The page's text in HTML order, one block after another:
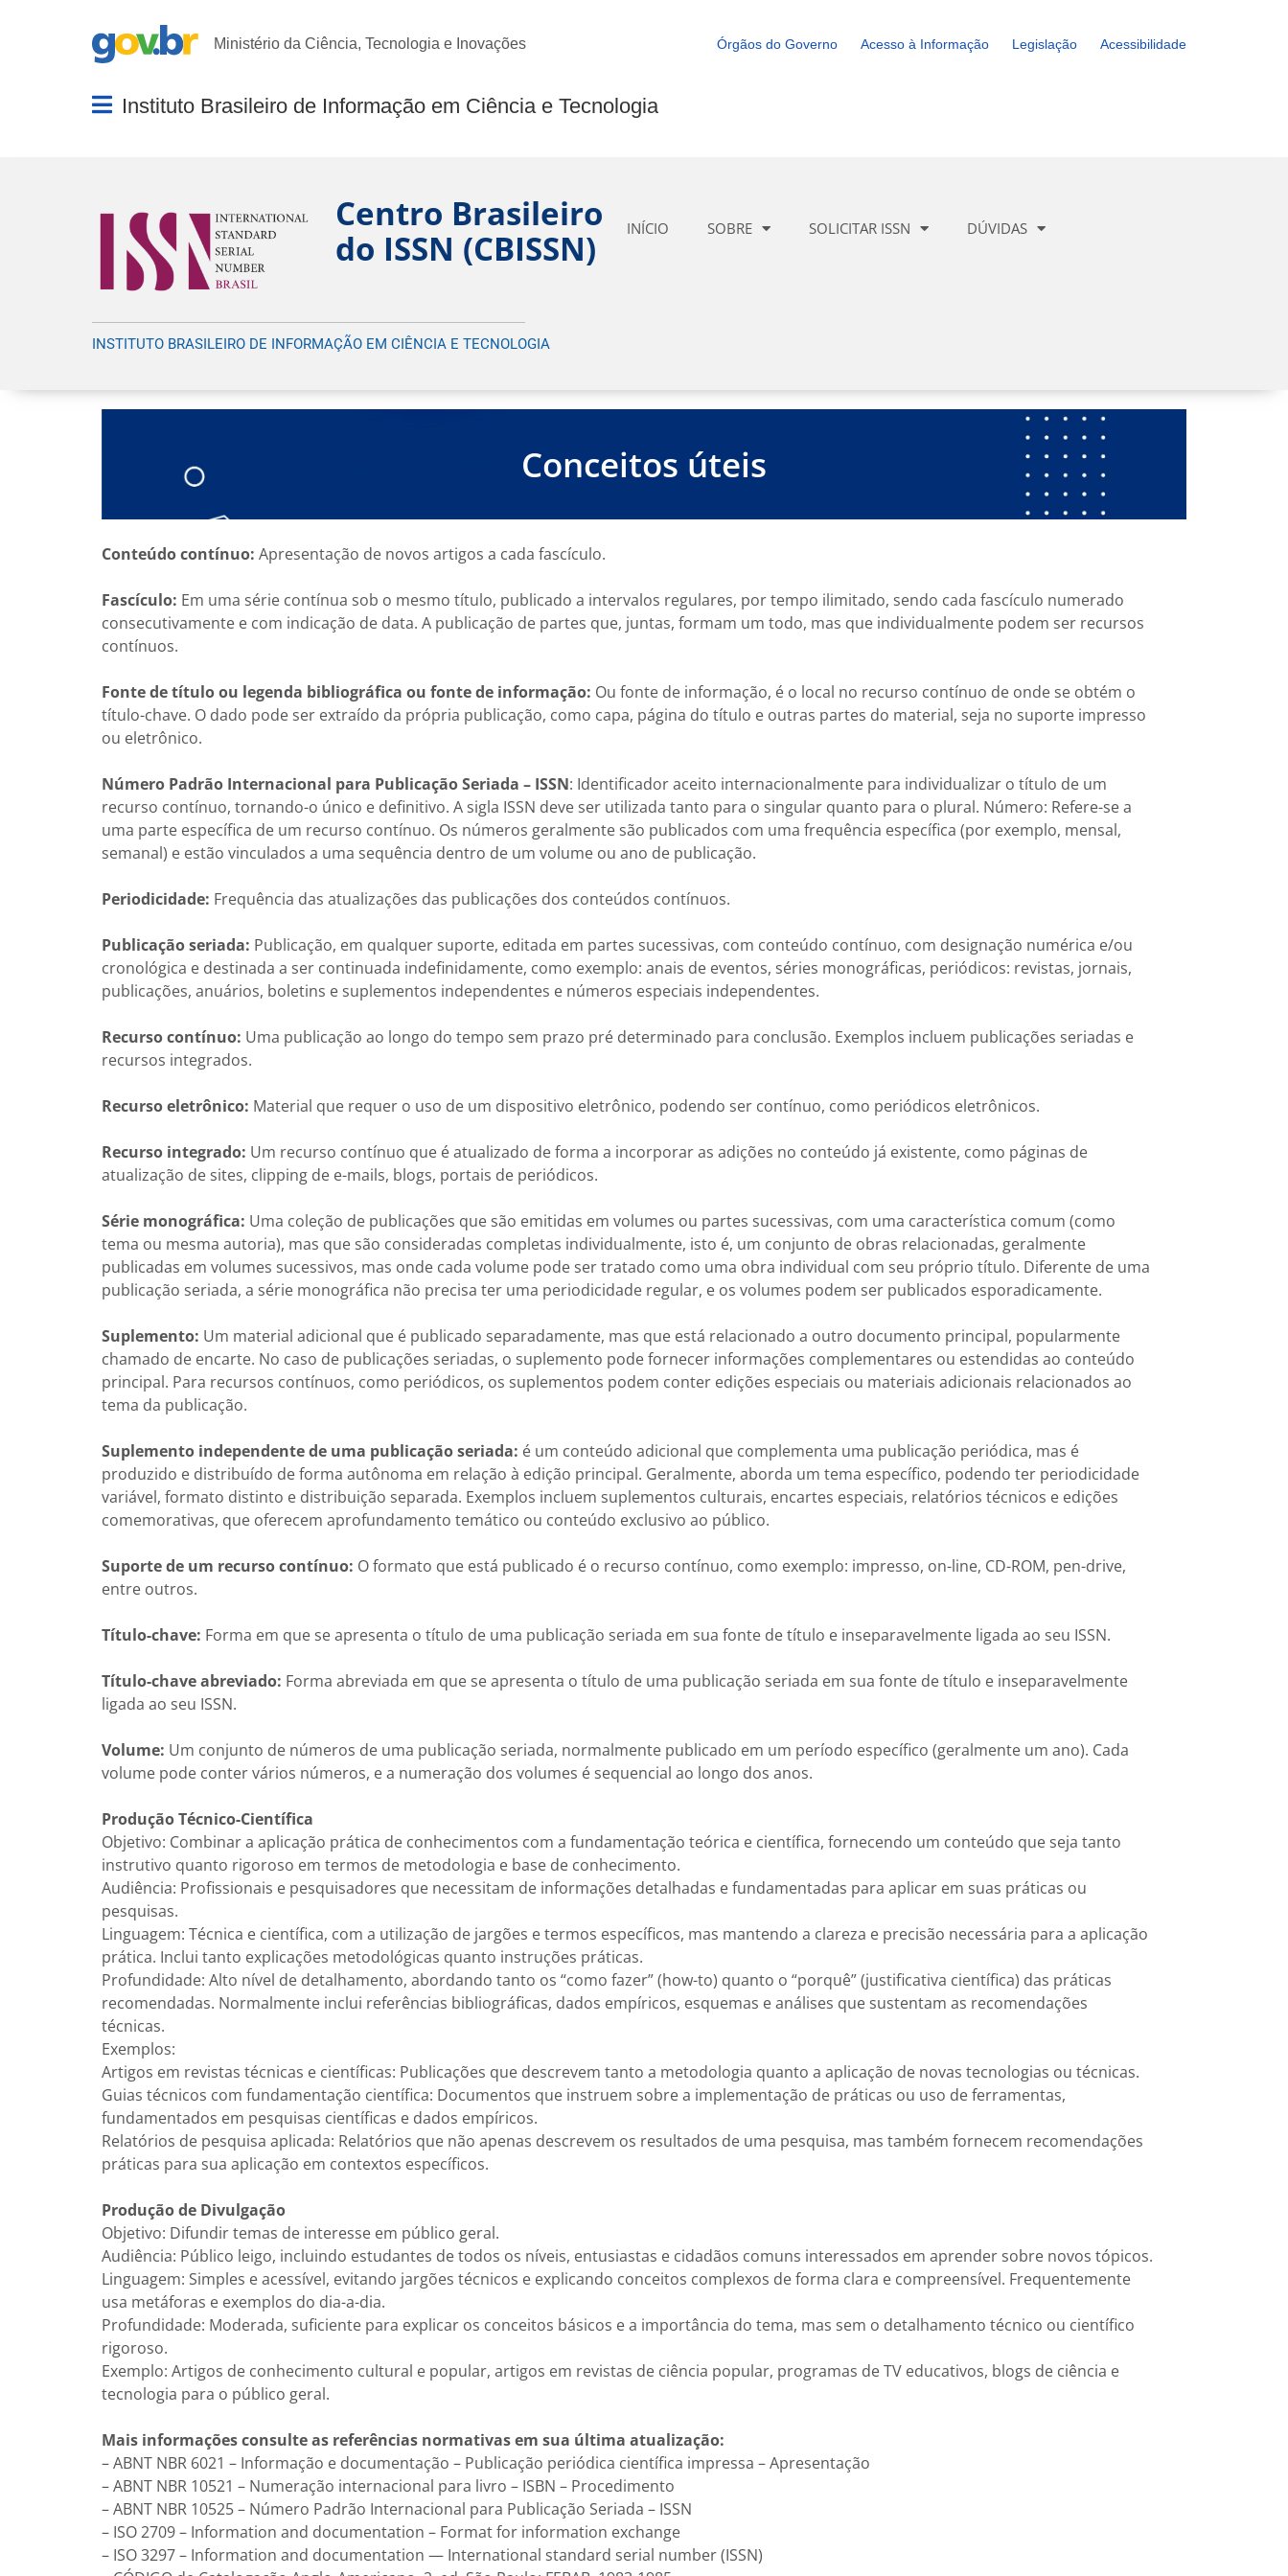
Portal Gov.br Ministério da Ciência, Tecnologia e Inovações Órgãos do Governo Acesso à Informação Legislação Acessibilidade
Abrir menu principal de navegação Instituto Brasileiro de Informação em Ciência e Tecnologia
Centro Brasileiro
do ISSN (CBISSN)
INSTITUTO BRASILEIRO DE INFORMAÇÃO EM CIÊNCIA E TECNOLOGIA
INÍCIO SOBRE SOLICITAR ISSN DÚVIDAS
Conceitos úteis
Conteúdo contínuo: Apresentação de novos artigos a cada fascículo.
Fascículo: Em uma série contínua sob o mesmo título, publicado a intervalos regulares, por tempo ilimitado, sendo cada fascículo numerado
consecutivamente e com indicação de data. A publicação de partes que, juntas, formam um todo, mas que individualmente podem ser recursos
contínuos.
Fonte de título ou legenda bibliográfica ou fonte de informação: Ou fonte de informação, é o local no recurso contínuo de onde se obtém o
título-chave. O dado pode ser extraído da própria publicação, como capa, página do título e outras partes do material, seja no suporte impresso
ou eletrônico.
Número Padrão Internacional para Publicação Seriada – ISSN: Identificador aceito internacionalmente para individualizar o título de um
recurso contínuo, tornando-o único e definitivo. A sigla ISSN deve ser utilizada tanto para o singular quanto para o plural. Número: Refere-se a
uma parte específica de um recurso contínuo. Os números geralmente são publicados com uma frequência específica (por exemplo, mensal,
semanal) e estão vinculados a uma sequência dentro de um volume ou ano de publicação.
Periodicidade: Frequência das atualizações das publicações dos conteúdos contínuos.
Publicação seriada: Publicação, em qualquer suporte, editada em partes sucessivas, com conteúdo contínuo, com designação numérica e/ou
cronológica e destinada a ser continuada indefinidamente, como exemplo: anais de eventos, séries monográficas, periódicos: revistas, jornais,
publicações, anuários, boletins e suplementos independentes e números especiais independentes.
Recurso contínuo: Uma publicação ao longo do tempo sem prazo pré determinado para conclusão. Exemplos incluem publicações seriadas e
recursos integrados.
Recurso eletrônico: Material que requer o uso de um dispositivo eletrônico, podendo ser contínuo, como periódicos eletrônicos.
Recurso integrado: Um recurso contínuo que é atualizado de forma a incorporar as adições no conteúdo já existente, como páginas de
atualização de sites, clipping de e-mails, blogs, portais de periódicos.
Série monográfica: Uma coleção de publicações que são emitidas em volumes ou partes sucessivas, com uma característica comum (como
tema ou mesma autoria), mas que são consideradas completas individualmente, isto é, um conjunto de obras relacionadas, geralmente
publicadas em volumes sucessivos, mas onde cada volume pode ser tratado como uma obra individual com seu próprio título. Diferente de uma
publicação seriada, a série monográfica não precisa ter uma periodicidade regular, e os volumes podem ser publicados esporadicamente.
Suplemento: Um material adicional que é publicado separadamente, mas que está relacionado a outro documento principal, popularmente
chamado de encarte. No caso de publicações seriadas, o suplemento pode fornecer informações complementares ou estendidas ao conteúdo
principal. Para recursos contínuos, como periódicos, os suplementos podem conter edições especiais ou materiais adicionais relacionados ao
tema da publicação.
Suplemento independente de uma publicação seriada: é um conteúdo adicional que complementa uma publicação periódica, mas é
produzido e distribuído de forma autônoma em relação à edição principal. Geralmente, aborda um tema específico, podendo ter periodicidade
variável, formato distinto e distribuição separada. Exemplos incluem suplementos culturais, encartes especiais, relatórios técnicos e edições
comemorativas, que oferecem aprofundamento temático ou conteúdo exclusivo ao público.
Suporte de um recurso contínuo: O formato que está publicado é o recurso contínuo, como exemplo: impresso, on-line, CD-ROM, pen-drive,
entre outros.
Título-chave: Forma em que se apresenta o título de uma publicação seriada em sua fonte de título e inseparavelmente ligada ao seu ISSN.
Título-chave abreviado: Forma abreviada em que se apresenta o título de uma publicação seriada em sua fonte de título e inseparavelmente
ligada ao seu ISSN.
Volume: Um conjunto de números de uma publicação seriada, normalmente publicado em um período específico (geralmente um ano). Cada
volume pode conter vários números, e a numeração dos volumes é sequencial ao longo dos anos.
Produção Técnico-Científica
Objetivo: Combinar a aplicação prática de conhecimentos com a fundamentação teórica e científica, fornecendo um conteúdo que seja tanto
instrutivo quanto rigoroso em termos de metodologia e base de conhecimento.
Audiência: Profissionais e pesquisadores que necessitam de informações detalhadas e fundamentadas para aplicar em suas práticas ou
pesquisas.
Linguagem: Técnica e científica, com a utilização de jargões e termos específicos, mas mantendo a clareza e precisão necessária para a aplicação
prática. Inclui tanto explicações metodológicas quanto instruções práticas.
Profundidade: Alto nível de detalhamento, abordando tanto os “como fazer” (how-to) quanto o “porquê” (justificativa científica) das práticas
recomendadas. Normalmente inclui referências bibliográficas, dados empíricos, esquemas e análises que sustentam as recomendações
técnicas.
Exemplos:
Artigos em revistas técnicas e científicas: Publicações que descrevem tanto a metodologia quanto a aplicação de novas tecnologias ou técnicas.
Guias técnicos com fundamentação científica: Documentos que instruem sobre a implementação de práticas ou uso de ferramentas,
fundamentados em pesquisas científicas e dados empíricos.
Relatórios de pesquisa aplicada: Relatórios que não apenas descrevem os resultados de uma pesquisa, mas também fornecem recomendações
práticas para sua aplicação em contextos específicos.
Produção de Divulgação
Objetivo: Difundir temas de interesse em público geral.
Audiência: Público leigo, incluindo estudantes de todos os níveis, entusiastas e cidadãos comuns interessados em aprender sobre novos tópicos.
Linguagem: Simples e acessível, evitando jargões técnicos e explicando conceitos complexos de forma clara e compreensível. Frequentemente
usa metáforas e exemplos do dia-a-dia.
Profundidade: Moderada, suficiente para explicar os conceitos básicos e a importância do tema, mas sem o detalhamento técnico ou científico
rigoroso.
Exemplo: Artigos de conhecimento cultural e popular, artigos em revistas de ciência popular, programas de TV educativos, blogs de ciência e
tecnologia para o público geral.
Mais informações consulte as referências normativas em sua última atualização:
– ABNT NBR 6021 – Informação e documentação – Publicação periódica científica impressa – Apresentação
– ABNT NBR 10521 – Numeração internacional para livro – ISBN – Procedimento
– ABNT NBR 10525 – Número Padrão Internacional para Publicação Seriada – ISSN
– ISO 2709 – Information and documentation – Format for information exchange
– ISO 3297 – Information and documentation — International standard serial number (ISSN)